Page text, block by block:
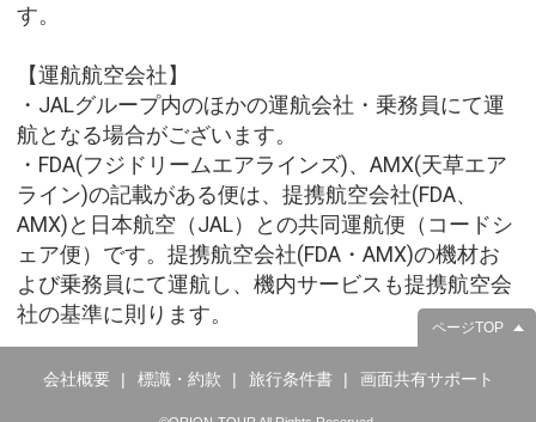
す。
【運航航空会社】
・JALグループ内のほかの運航会社・乗務員にて運
航となる場合がございます。
・FDA(フジドリームエアラインズ)、AMX(天草エア
ライン)の記載がある便は、提携航空会社(FDA、
AMX)と日本航空（JAL）との共同運航便（コードシ
ェア便）です。提携航空会社(FDA・AMX)の機材お
よび乗務員にて運航し、機内サービスも提携航空会
社の基準に則ります。
ページTOP
会社概要 標識・約款 旅行条件書 画面共有サポート